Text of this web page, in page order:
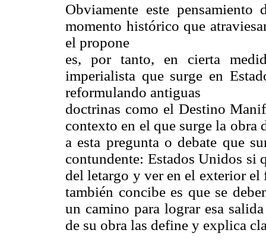
Obviamente este
momento histórico que
el propone
es, por tanto, en cierta
imperialista que surge en
reformulando antiguas
doctrinas como el Destino
contexto en el que surge la obra
a esta pregunta o debate que
contundente: Estados Unidos si
del letargo y ver en el exterior el
también concibe es que se
un camino para lograr esa
de su obra las define y explica